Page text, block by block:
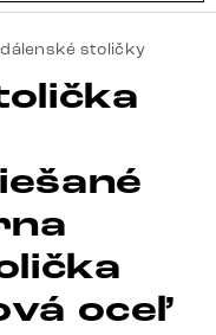
stoličky
oceľ